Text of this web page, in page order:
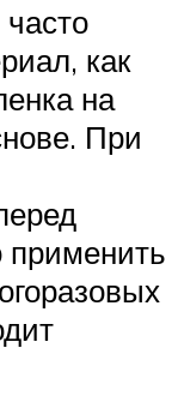
как
на
При
применить